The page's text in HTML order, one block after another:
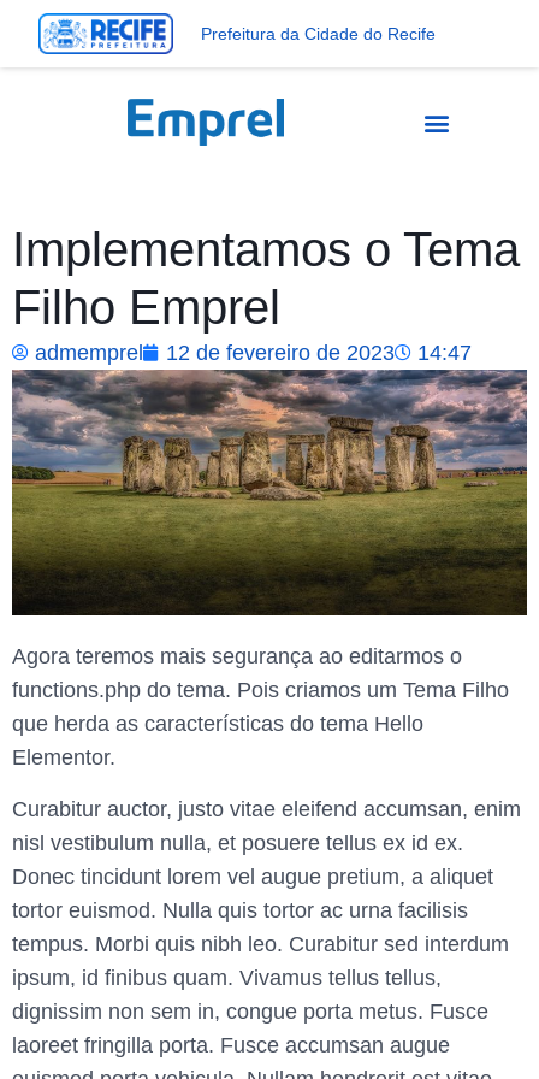
Prefeitura da Cidade do Recife
Implementamos o Tema
Filho Emprel
admemprel 12 de fevereiro de 2023 14:47
Agora teremos mais segurança ao editarmos o
functions.php do tema. Pois criamos um Tema Filho
que herda as características do tema Hello
Elementor.
Curabitur auctor, justo vitae eleifend accumsan, enim
nisl vestibulum nulla, et posuere tellus ex id ex.
Donec tincidunt lorem vel augue pretium, a aliquet
tortor euismod. Nulla quis tortor ac urna facilisis
tempus. Morbi quis nibh leo. Curabitur sed interdum
ipsum, id finibus quam. Vivamus tellus tellus,
dignissim non sem in, congue porta metus. Fusce
laoreet fringilla porta. Fusce accumsan augue